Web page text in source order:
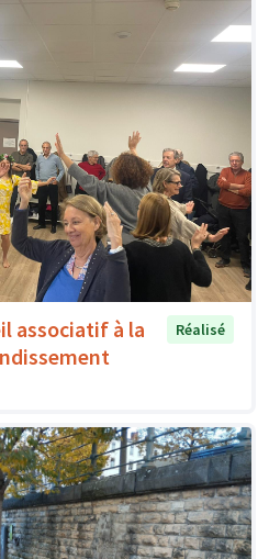
associatif à la
Réalisé